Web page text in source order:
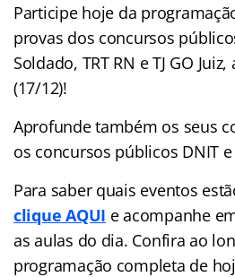
Participe hoje da
provas dos concursos
Soldado, TRT RN e TJ GO
(17/12)!
Aprofunde também os seus
os concursos públicos DNIT e
Para saber quais eventos
clique AQUI e acompanhe
as aulas do dia. Confira ao
programação completa de